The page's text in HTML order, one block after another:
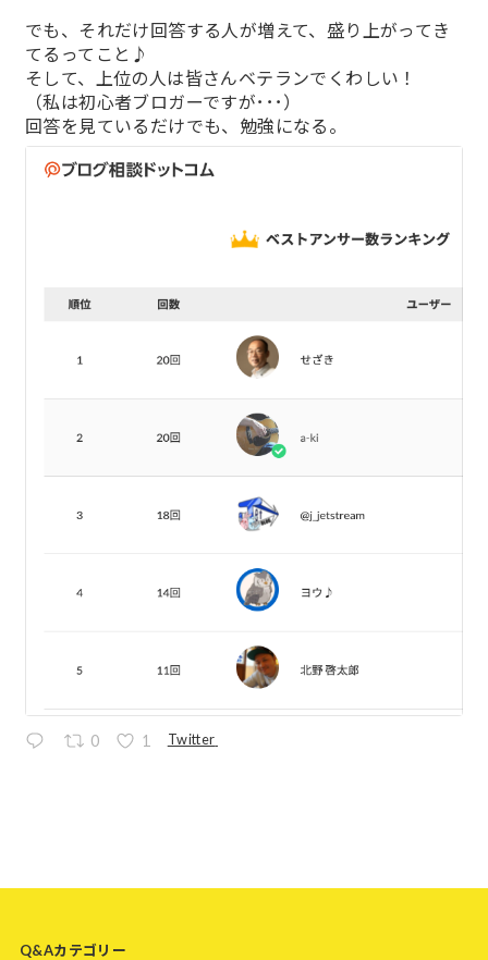
でも、それだけ回答する人が増えて、盛り上がってき
てるってこと♪
そして、上位の人は皆さんベテランでくわしい！
（私は初心者ブロガーですが･･･）
回答を見ているだけでも、勉強になる。
0 1 Twitter
Q&Aカテゴリー